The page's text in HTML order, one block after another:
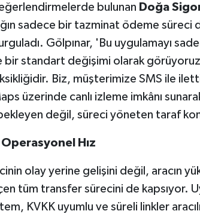
bulunan Doğa
sadece bir tazminat ödeme
Gölpınar, 'Bu uygulamayı
standart değişimi olarak
Biz, müşterimize SMS ile
üzerinde canlı izleme imkânı
değil, süreci yöneten taraf
Hız
olay yerine gelişini değil, aracın
tüm transfer sürecini de kapsıyor.
KVKK uyumlu ve süreli linkler